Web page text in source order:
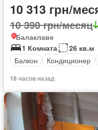
10 313 грн/
10 390 грн/месяц
Балаклаве
1 Комната
26 кв.м
Балкон
Кондиционер
18 часов назад